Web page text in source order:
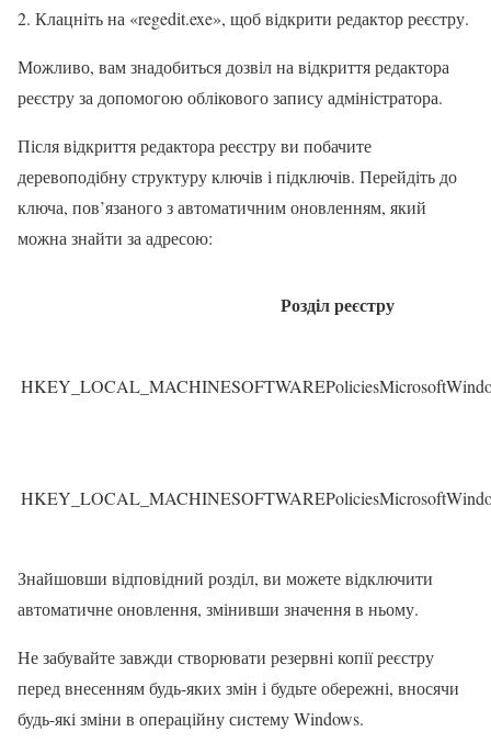
Клацніть на «regedit.exe», щоб відкрити редактор реєстру.
Можливо, вам знадобиться дозвіл на відкриття редактора
реєстру за допомогою облікового запису адміністратора.
Після відкриття редактора реєстру ви побачите
деревоподібну структуру ключів і підключів. Перейдіть до
ключа, пов’язаного з автоматичним оновленням, який
можна знайти за адресою:
Розділ реєстру
Знайшовши відповідний розділ, ви можете відключити
автоматичне оновлення, змінивши значення в ньому.
Не забувайте завжди створювати резервні копії реєстру
перед внесенням будь-яких змін і будьте обережні, вносячи
будь-які зміни в операційну систему Windows.